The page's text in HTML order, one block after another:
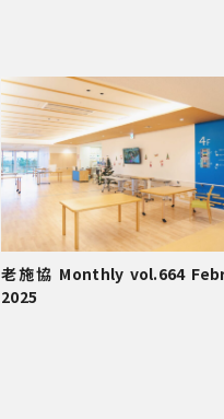
老施協 Monthly vol.664
2025